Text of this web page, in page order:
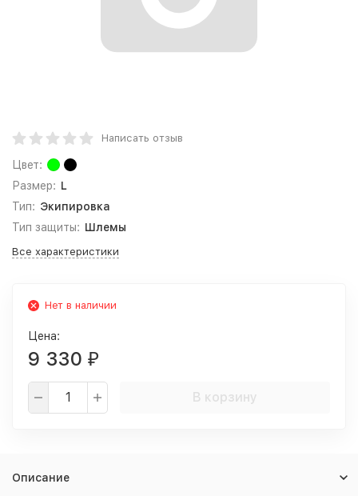
Написать отзыв
Цвет:
Размер: L
Тип: Экипировка
Тип защиты: Шлемы
Все характеристики
Нет в наличии
Цена:
9 330 ₽
В корзину
Описание